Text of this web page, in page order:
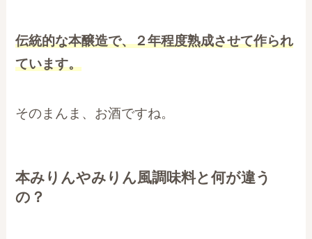
伝統的な本醸造で、２年程度熟成させて作られ
ています。
そのまんま、お酒ですね。
本みりんやみりん風調味料と何が違う
の？